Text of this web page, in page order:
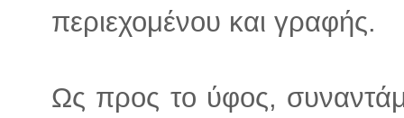
περιεχομένου και γραφής.
Ως προς το ύφος,